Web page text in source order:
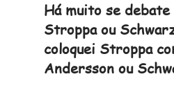
Há muito se
Stroppa ou
coloquei Stroppa
Andersson ou